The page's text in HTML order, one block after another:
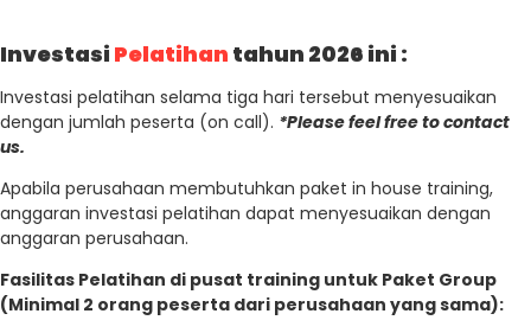
Investasi Pelatihan tahun 2026 ini :
Investasi pelatihan selama tiga hari tersebut menyesuaikan
dengan jumlah peserta (on call). *Please feel free to contact
us.
Apabila perusahaan membutuhkan paket in house training,
anggaran investasi pelatihan dapat menyesuaikan dengan
anggaran perusahaan.
Fasilitas Pelatihan di pusat training untuk Paket Group
(Minimal 2 orang peserta dari perusahaan yang sama):